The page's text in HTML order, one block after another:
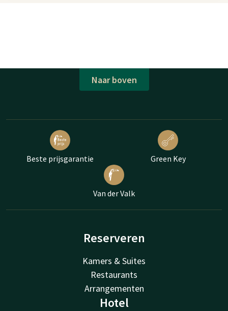
Naar boven
Beste prijsgarantie Green Key
Van der Valk
Reserveren
Kamers & Suites
Restaurants
Arrangementen
Hotel